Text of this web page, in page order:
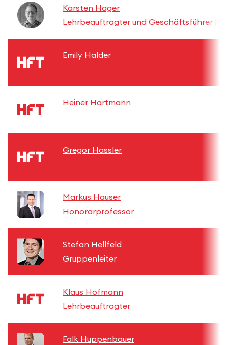
Karsten Hager
Lehrbeauftragter und Geschäftsführer
Emily Halder
Heiner Hartmann
Gregor Hassler
Markus Hauser
Honorarprofessor
Stefan Hellfeld
Gruppenleiter
Klaus Hofmann
Lehrbeauftragter
Falk Huppenbauer